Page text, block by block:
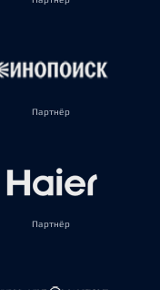
Партнёр
Партнёр